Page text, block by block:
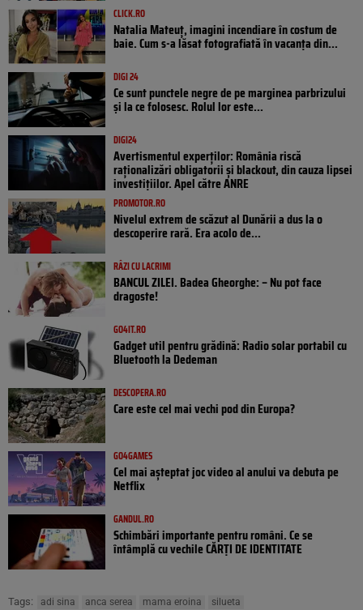
CLICK.RO
Natalia Mateuț, imagini incendiare în costum de
baie. Cum s-a lăsat fotografiată în vacanța din...
DIGI 24
Ce sunt punctele negre de pe marginea parbrizului
și la ce folosesc. Rolul lor este...
DIGI24
Avertismentul experților: România riscă
raționalizări obligatorii și blackout, din cauza lipsei
investițiilor. Apel către ANRE
PROMOTOR.RO
Nivelul extrem de scăzut al Dunării a dus la o
descoperire rară. Era acolo de...
RÂZI CU LACRIMI
BANCUL ZILEI. Badea Gheorghe: – Nu pot face
dragoste!
GO4IT.RO
Gadget util pentru grădină: Radio solar portabil cu
Bluetooth la Dedeman
DESCOPERA.RO
Care este cel mai vechi pod din Europa?
GO4GAMES
Cel mai așteptat joc video al anului va debuta pe
Netflix
GANDUL.RO
Schimbări importante pentru români. Ce se
întâmplă cu vechile CĂRȚI DE IDENTITATE
Tags: adi sina anca serea mama eroina silueta